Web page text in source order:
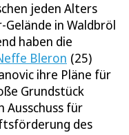
jeden Alters
in Waldbröl
haben die
Bleron (25)
ihre Pläne für
Grundstück
für
des